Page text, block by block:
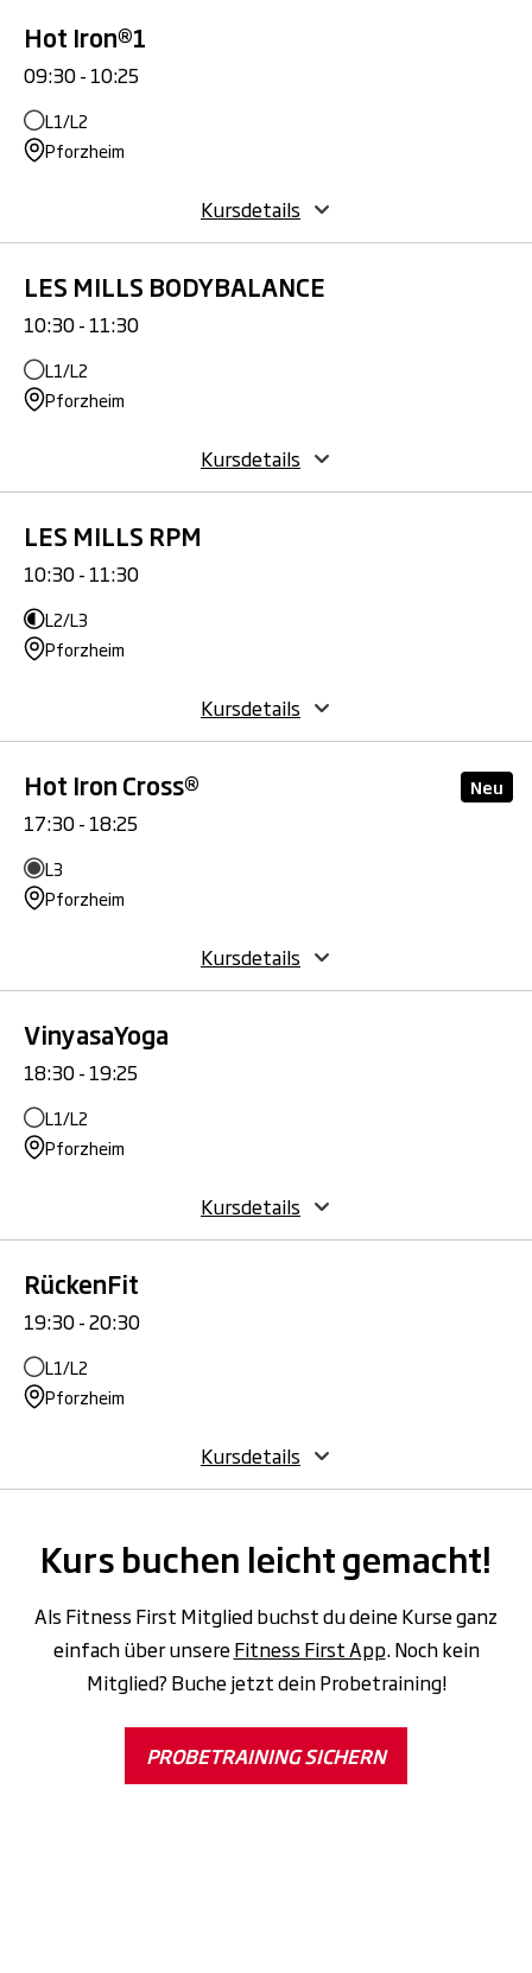
Hot Iron®1
09:30 - 10:25
L1/L2
Pforzheim
Kursdetails
LES MILLS BODYBALANCE
10:30 - 11:30
L1/L2
Pforzheim
Kursdetails
LES MILLS RPM
10:30 - 11:30
L2/L3
Pforzheim
Kursdetails
Neu
Hot Iron Cross®
17:30 - 18:25
L3
Pforzheim
Kursdetails
VinyasaYoga
18:30 - 19:25
L1/L2
Pforzheim
Kursdetails
RückenFit
19:30 - 20:30
L1/L2
Pforzheim
Kursdetails
Kurs buchen leicht gemacht!
Als Fitness First Mitglied buchst du deine Kurse ganz
einfach über unsereFitness First App. Noch kein
Mitglied? Buche jetzt dein Probetraining!
PROBETRAINING SICHERN